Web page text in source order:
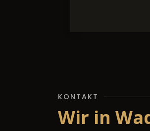
KONTAKT
Wir in